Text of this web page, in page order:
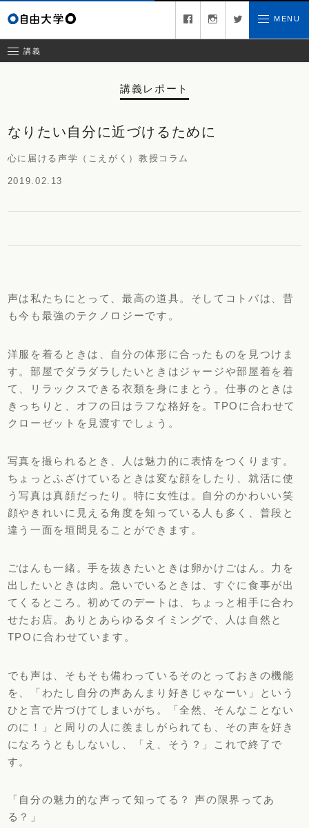
お問い合わせfacebook instagram twitter MENU
講義
講義レポート
なりたい自分に近づけるために
心に届ける声学（こえがく）教授コラム
2019.02.13
声は私たちにとって、最高の道具。そしてコトバは、 昔
も今も最強のテクノロジーです。
洋服を着るときは、自分の体形に合ったものを見つけま
す。部屋でダラダラしたいときはジャージや部屋着を着
て、
リラックスできる衣類を身にまとう。仕事のときは
きっちりと、 オフの日はラフな格好を。TPOに合わせて
クローゼットを見渡すでしょう。
写真を撮られるとき、人は魅力的に表情をつくります。
ちょっとふざけているときは変な顔をしたり、 就活に使
う写真は真顔だったり。特に女性は。 自分のかわいい笑
顔やきれいに見える角度を知っている人も多く、 普段と
違う一面を垣間見ることができます。
ごはんも一緒。手を抜きたいときは卵かけごはん。 力を
出したいときは肉。急いでいるときは、すぐに食事が出
てくるところ。初めてのデートは、 ちょっと相手に合わ
せたお店。ありとあらゆるタイミングで、
人は自然と
TPOに合わせています。
でも声は、そもそも備わっているそのとっておきの機能
を、「 わたし自分の声あんまり好きじゃなーい」
という
ひと言で片づけてしまいがち。「全然、 そんなことない
のに！」と周りの人に羨ましがられても、 その声を好き
になろうともしないし、「え、そう？」
これで終了で
す。
「自分の魅力的な声って知ってる？ 声の限界ってあ
る？」